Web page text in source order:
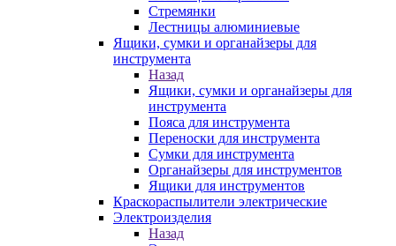
Стремянки
Лестницы алюминиевые
Ящики, сумки и органайзеры для
инструмента
Назад
Ящики, сумки и органайзеры для
инструмента
Пояса для инструмента
Переноски для инструмента
Сумки для инструмента
Органайзеры для инструментов
Ящики для инструментов
Краскораспылители электрические
Электроизделия
Назад